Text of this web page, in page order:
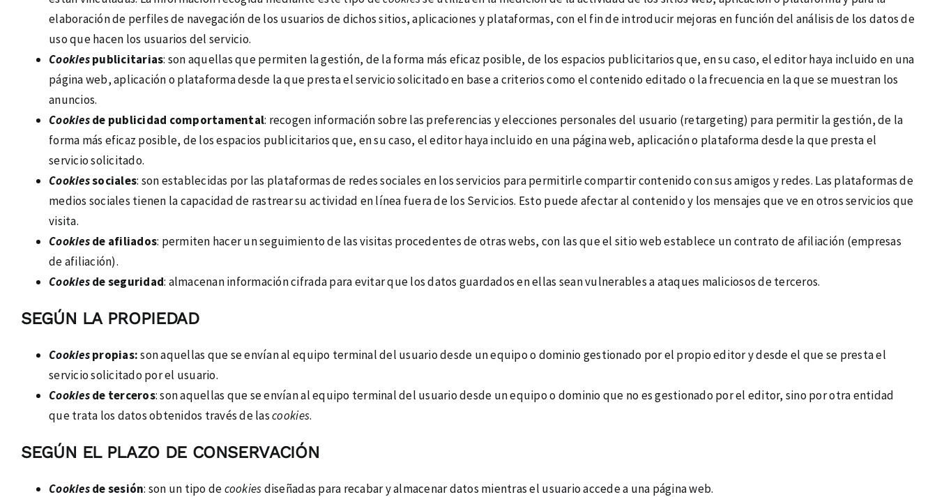
elaboración de perfiles de navegación de los usuarios de dichos sitios, aplicaciones y plataformas, con el fin de introducir mejoras en función del análisis de los datos de
uso que hacen los usuarios del servicio.
Cookiespublicitarias: son aquellas que permiten la gestión, de la forma más eficaz posible, de los espacios publicitarios que, en su caso, el editor haya incluido en una
página web, aplicación o plataforma desde la que presta el servicio solicitado en base a criterios como el contenido editado o la frecuencia en la que se muestran los
anuncios.
Cookiesde publicidad comportamental: recogen información sobre las preferencias y elecciones personales del usuario (retargeting) para permitir la gestión, de la
forma más eficaz posible, de los espacios publicitarios que, en su caso, el editor haya incluido en una página web, aplicación o plataforma desde la que presta el
servicio solicitado.
Cookiessociales: son establecidas por las plataformas de redes sociales en los servicios para permitirle compartir contenido con sus amigos y redes. Las plataformas de
medios sociales tienen la capacidad de rastrear su actividad en línea fuera de los Servicios. Esto puede afectar al contenido y los mensajes que ve en otros servicios que
visita.
Cookiesde afiliados: permiten hacer un seguimiento de las visitas procedentes de otras webs, con las que el sitio web establece un contrato de afiliación (empresas
de afiliación).
Cookiesde seguridad: almacenan información cifrada para evitar que los datos guardados en ellas sean vulnerables a ataques maliciosos de terceros.
SEGÚN LA PROPIEDAD
Cookiespropias:son aquellas que se envían al equipo terminal del usuario desde un equipo o dominio gestionado por el propio editor y desde el que se presta el
servicio solicitado por el usuario.
Cookiesde terceros: son aquellas que se envían al equipo terminal del usuario desde un equipo o dominio que no es gestionado por el editor, sino por otra entidad
que trata los datos obtenidos través de lascookies.
SEGÚN EL PLAZO DE CONSERVACIÓN
Cookiesde sesión: son un tipo decookiesdiseñadas para recabar y almacenar datos mientras el usuario accede a una página web.